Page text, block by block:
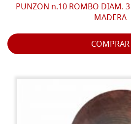
PUNZON n.10 ROMBO DIAM.
MADERA
COMPRAR